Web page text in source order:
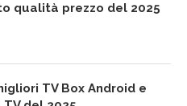
qualità prezzo del 2025
TV Box Android e